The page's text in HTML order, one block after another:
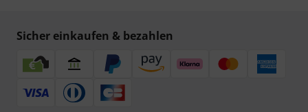
Sicher einkaufen & bezahlen